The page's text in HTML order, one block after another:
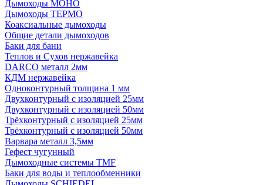
Дымоходы МОНО
Дымоходы ТЕРМО
Коаксиальные дымоходы
Общие детали дымоходов
Баки для бани
Теплов и Сухов нержавейка
DARCO металл 2мм
КДМ нержавейка
Одноконтурный толщина 1 мм
Двухконтурный с изоляцией 25мм
Двухконтурный с изоляцией 50мм
Трёхконтурный с изоляцией 25мм
Трёхконтурный с изоляцией 50мм
Варвара металл 3,5мм
Гефест чугунный
Дымоходные системы TMF
Баки для воды и теплообменники